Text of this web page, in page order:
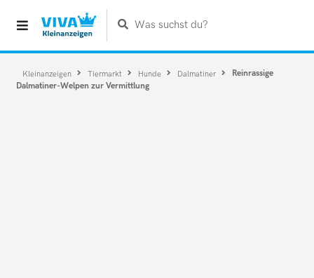
Was suchst du?
Kleinanzeigen Tiermarkt Hunde Dalmatiner
Reinrassige
Dalmatiner-Welpen zur Vermittlung